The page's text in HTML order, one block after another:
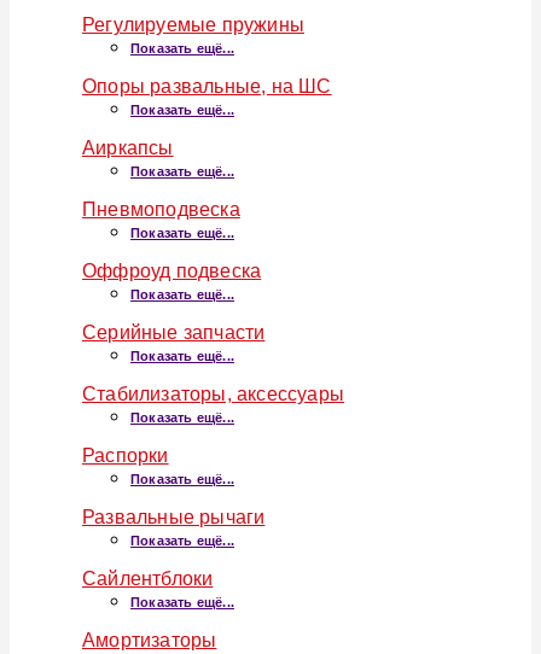
Регулируемые пружины
Показать ещё...
Опоры развальные, на ШС
Показать ещё...
Аиркапсы
Показать ещё...
Пневмоподвеска
Показать ещё...
Оффроуд подвеска
Показать ещё...
Серийные запчасти
Показать ещё...
Стабилизаторы, аксессуары
Показать ещё...
Распорки
Показать ещё...
Развальные рычаги
Показать ещё...
Сайлентблоки
Показать ещё...
Амортизаторы